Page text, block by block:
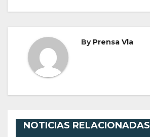
By Prensa Vla
NOTICIAS RELACIONADAS